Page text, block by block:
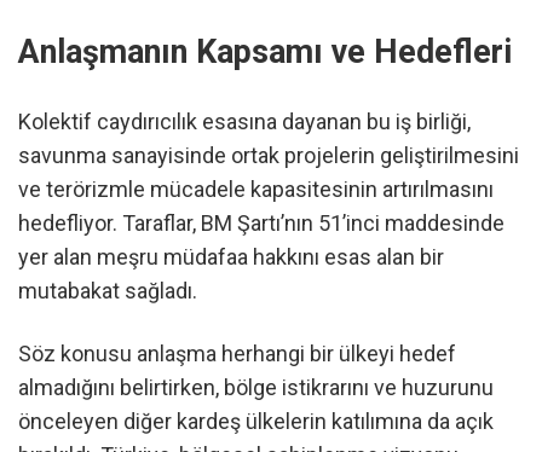
Anlaşmanın Kapsamı ve Hedefleri
Kolektif caydırıcılık esasına dayanan bu iş birliği,
savunma sanayisinde ortak projelerin geliştirilmesini
ve terörizmle mücadele kapasitesinin artırılmasını
hedefliyor. Taraflar, BM Şartı’nın 51’inci maddesinde
yer alan meşru müdafaa hakkını esas alan bir
mutabakat sağladı.
Söz konusu anlaşma herhangi bir ülkeyi hedef
almadığını belirtirken, bölge istikrarını ve huzurunu
önceleyen diğer kardeş ülkelerin katılımına da açık